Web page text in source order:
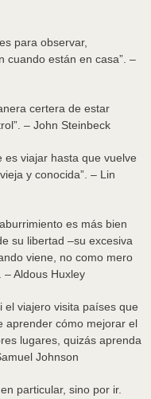
para observar,
cuando están en casa”. –
certera de estar
– John Steinbeck
es viajar hasta que vuelve
y conocida”. – Lin
es más bien
su libertad –su excesiva
viene, no como mero
– Aldous Huxley
el viajero visita países que
aprender cómo mejorar el
lugares, quizás aprenda
Johnson
particular, sino por ir.